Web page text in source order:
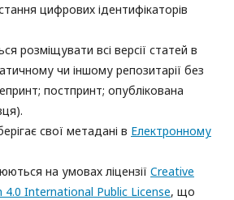
цифрових ідентифікаторів
розміщувати всі версії статей в
чи іншому репозитарії без
постпринт; опублікована
свої метадані в Електронному
на умовах ліцензії Creative
International Public License, що